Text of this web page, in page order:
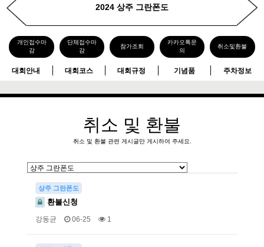
2024 상주 그란폰도
개인접수마
감
단체접수마
감
참가조회
카카오톡문
의
취소및환불
대회안내 대회코스 대회규정 기념품 주차정보
취소 및 환불
취소 및 환불 관련 게시글만 게시하여 주세요.